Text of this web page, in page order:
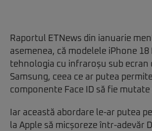
Raportul ETNews din ianuarie
asemenea, că modelele iPhone
tehnologia cu infraroșu sub ecran
Samsung, ceea ce ar putea
componente Face ID să fie mutate
Iar această abordare le-ar putea
la Apple să micșoreze într-adevăr